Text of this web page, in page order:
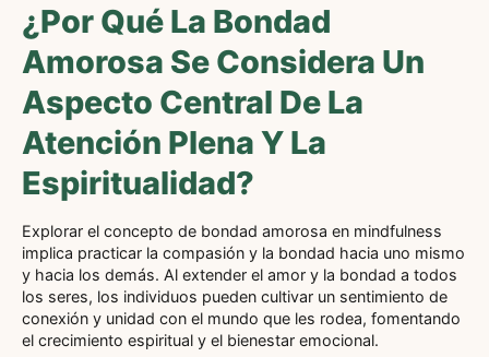
¿Por Qué La Bondad
Amorosa Se Considera Un
Aspecto Central De La
Atención Plena Y La
Espiritualidad?
Explorar el concepto de bondad amorosa en mindfulness
implica practicar la compasión y la bondad hacia uno mismo
y hacia los demás. Al extender el amor y la bondad a todos
los seres, los individuos pueden cultivar un sentimiento de
conexión y unidad con el mundo que les rodea, fomentando
el crecimiento espiritual y el bienestar emocional.